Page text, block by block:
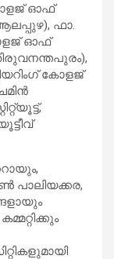
ഓഫ്
ഫാ.
ഓഫ്
കോളജ്
പാലിയക്കര,